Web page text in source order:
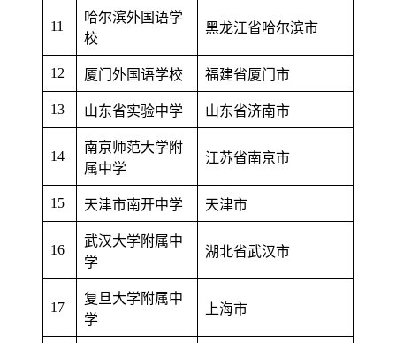
11
哈尔滨外国语学
校
黑龙江省哈尔滨市
12 厦门外国语学校 福建省厦门市
13 山东省实验中学 山东省济南市
14
南京师范大学附
属中学
江苏省南京市
15 天津市南开中学 天津市
16
武汉大学附属中
学
湖北省武汉市
17
复旦大学附属中
学
上海市